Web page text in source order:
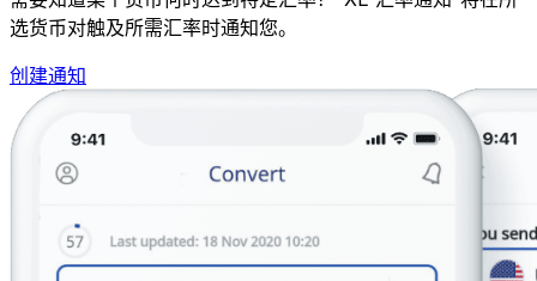
选货币对触及所需汇率时通知您。
创建通知